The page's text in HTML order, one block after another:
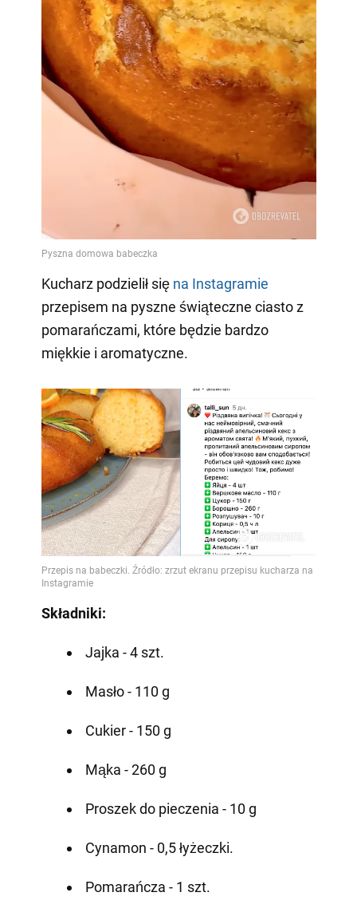
Kucharz podzielił się na Instagramie
przepisem na pyszne świąteczne ciasto z
pomarańczami, które będzie bardzo
miękkie i aromatyczne.
Składniki:
Jajka - 4 szt.
Masło - 110 g
Cukier - 150 g
Mąka - 260 g
Proszek do pieczenia - 10 g
Cynamon - 0,5 łyżeczki.
Pomarańcza - 1 szt.